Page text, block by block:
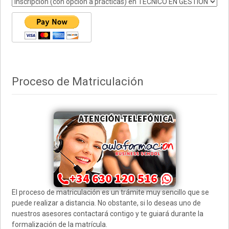
Proceso de Matriculación
El proceso de matriculación es un trámite muy sencillo que se
puede realizar a distancia. No obstante, si lo deseas uno de
nuestros asesores contactará contigo y te guiará durante la
formalización de la matrícula.